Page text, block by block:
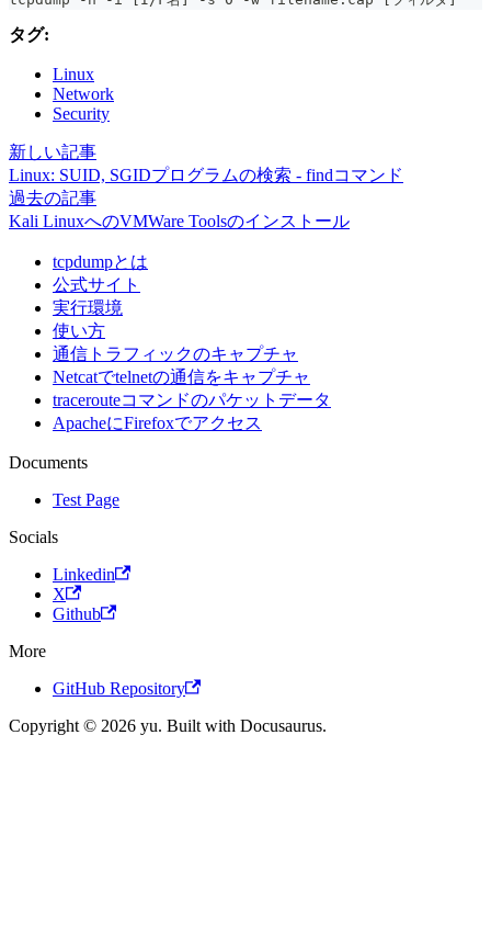
タグ:
Linux
Network
Security
新しい記事
Linux: SUID, SGIDプログラムの検索 - findコマンド
過去の記事
Kali LinuxへのVMWare Toolsのインストール
tcpdumpとは
公式サイト
実行環境
使い方
通信トラフィックのキャプチャ
Netcatでtelnetの通信をキャプチャ
tracerouteコマンドのパケットデータ
ApacheにFirefoxでアクセス
Documents
Test Page
Socials
Linkedin
X
Github
More
GitHub Repository
Copyright © 2026 yu. Built with Docusaurus.